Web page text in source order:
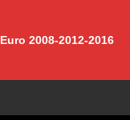
Euro 2008-2012-2016